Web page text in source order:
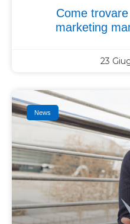
Come
marketing
23
News